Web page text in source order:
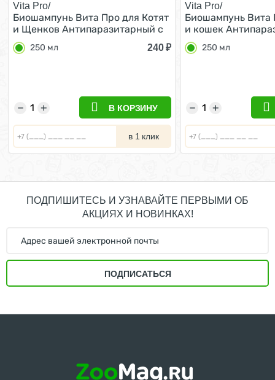
Vita Pro/
Биошампунь Вита Про для Котят
и Щенков Антипаразитарный с
маслом лаванды 250 мл
250 мл 240₽
+
− В КОРЗИНУ
в 1 клик
Vita Pro/
Биошампунь Вита
и кошек
Универсальный с
и эвкалипта 250
250 мл
+
−
ПОДПИШИТЕСЬ И УЗНАВАЙТЕ ПЕРВЫМИ ОБ
АКЦИЯХ И НОВИНКАХ!
ПОДПИСАТЬСЯ